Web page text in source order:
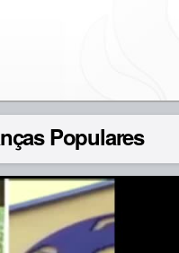
Populares